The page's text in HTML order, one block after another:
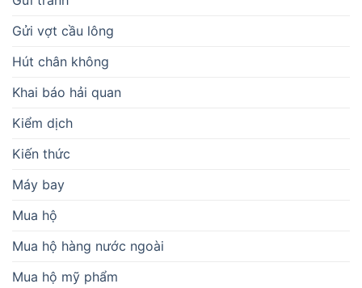
Gửi vợt cầu lông
Hút chân không
Khai báo hải quan
Kiểm dịch
Kiến thức
Máy bay
Mua hộ
Mua hộ hàng nước ngoài
Mua hộ mỹ phẩm